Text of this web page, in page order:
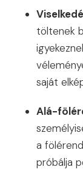
töltenek
saját
Alá-
a
próbálja